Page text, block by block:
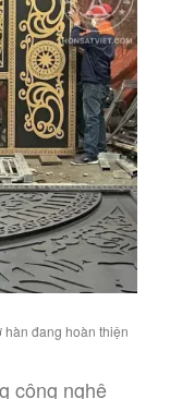
hàn đang hoàn thiện
công nghệ